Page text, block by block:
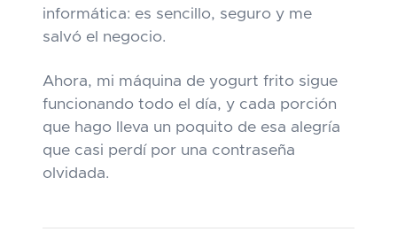
informática: es sencillo, seguro y me
salvó el negocio.
Ahora, mi máquina de yogurt frito sigue
funcionando todo el día, y cada porción
que hago lleva un poquito de esa alegría
que casi perdí por una contraseña
olvidada.